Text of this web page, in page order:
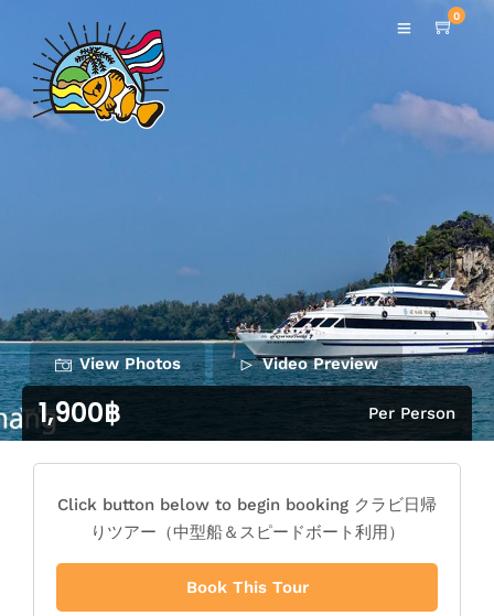
0
View Photos Video Preview
1,900฿ Per Person
Click button below to begin booking クラビ日帰
りツアー（中型船＆スピードボート利用）
Book This Tour